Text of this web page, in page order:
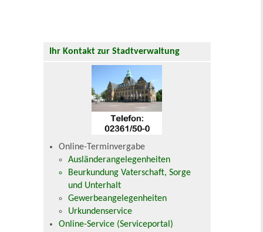
Ihr Kontakt zur Stadtverwaltung
Online-Terminvergabe
Ausländerangelegenheiten
Beurkundung Vaterschaft, Sorge
und Unterhalt
Gewerbeangelegenheiten
Urkundenservice
Online-Service (Serviceportal)